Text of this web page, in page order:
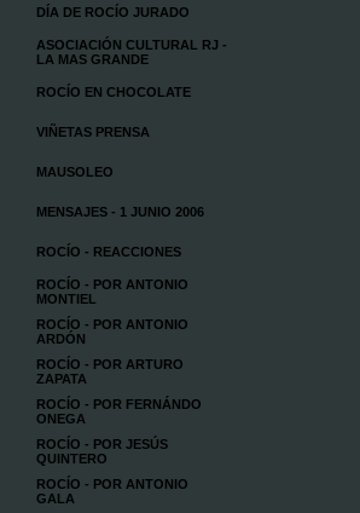
DÍA DE ROCÍO JURADO
ASOCIACIÓN CULTURAL RJ -
LA MAS GRANDE
ROCÍO EN CHOCOLATE
VIÑETAS PRENSA
MAUSOLEO
MENSAJES - 1 JUNIO 2006
ROCÍO - REACCIONES
ROCÍO - POR ANTONIO
MONTIEL
ROCÍO - POR ANTONIO
ARDÓN
ROCÍO - POR ARTURO
ZAPATA
ROCÍO - POR FERNÁNDO
ONEGA
ROCÍO - POR JESÚS
QUINTERO
ROCÍO - POR ANTONIO
GALA